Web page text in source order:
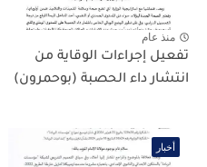
منذ عام
تفعيل إجراءات الوقاية من
انتشار داء الحصبة (بوحمرون)
أخبار